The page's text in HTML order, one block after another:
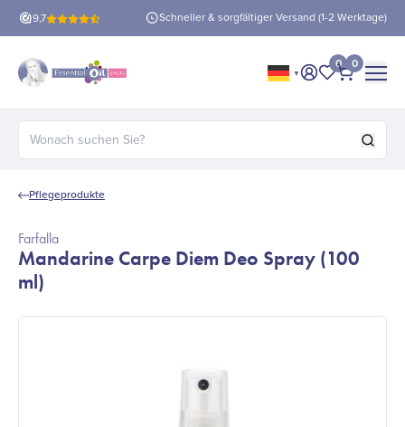
9,7
Versandab 60 €! Schneller & sorgfältiger Versand (1-2 Werktage)
▼ Mein Konto
Meine
0
Bezahlen
0
Suchen nach:
Pflegeprodukte
Farfalla
Mandarine Carpe Diem Deo Spray (100
ml)